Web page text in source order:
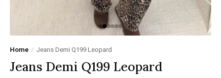
Home / Jeans Demi Q199 Leopard
Jeans Demi Q199 Leopard